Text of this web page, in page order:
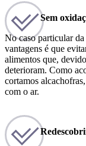
Sem
No caso particular
vantagens é que
alimentos que,
deterioram. Como
cortamos
com o ar.